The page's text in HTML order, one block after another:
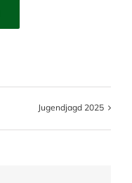
Jugendjagd 2025